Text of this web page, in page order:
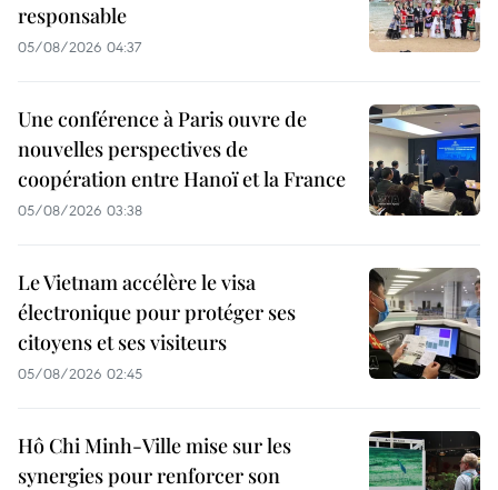
responsable
05/08/2026 04:37
Une conférence à Paris ouvre de
nouvelles perspectives de
coopération entre Hanoï et la France
05/08/2026 03:38
Le Vietnam accélère le visa
électronique pour protéger ses
citoyens et ses visiteurs
05/08/2026 02:45
Hô Chi Minh-Ville mise sur les
synergies pour renforcer son